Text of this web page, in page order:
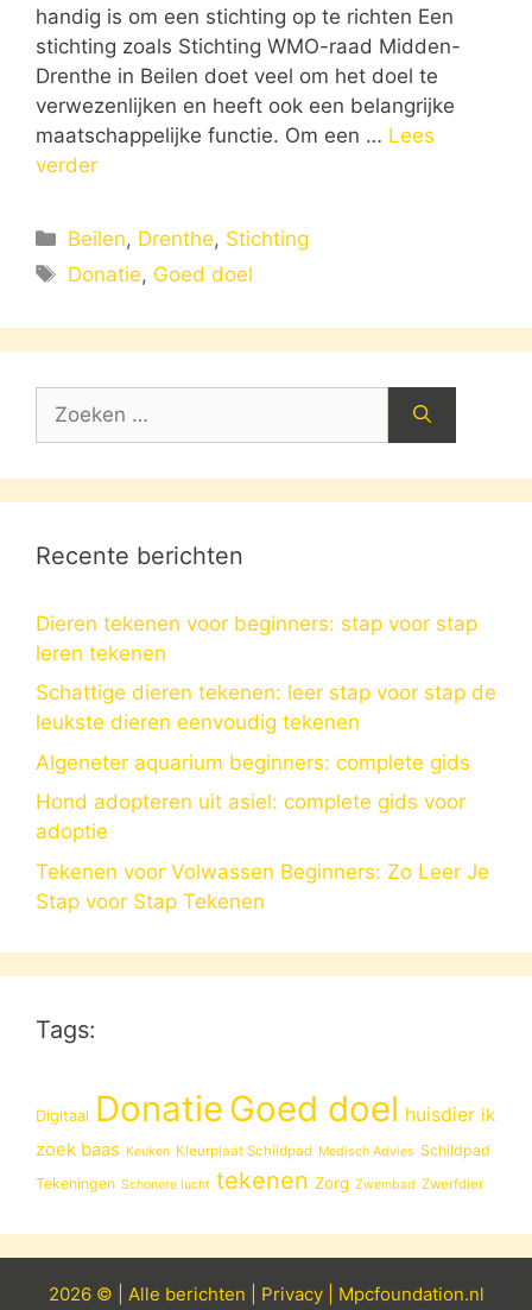
handig is om een stichting op te richten Een
stichting zoals Stichting WMO-raad Midden-
Drenthe in Beilen doet veel om het doel te
verwezenlijken en heeft ook een belangrijke
maatschappelijke functie. Om een … Lees
verder
Categorieën
Beilen, Drenthe, Stichting
Tags
Donatie, Goed doel
naar:
Recente berichten
Dieren tekenen voor beginners: stap voor stap
leren tekenen
Schattige dieren tekenen: leer stap voor stap de
leukste dieren eenvoudig tekenen
Algeneter aquarium beginners: complete gids
Hond adopteren uit asiel: complete gids voor
adoptie
Tekenen voor Volwassen Beginners: Zo Leer Je
Stap voor Stap Tekenen
Tags:
Digitaal Donatie Goed doel huisdier ik
zoek baas Keuken Kleurplaat Schildpad Medisch Advies Schildpad
Tekeningen Schonere lucht tekenen Zorg Zwembad Zwerfdier
2026 © | Alle berichten Privacy| Mpcfoundation.nl